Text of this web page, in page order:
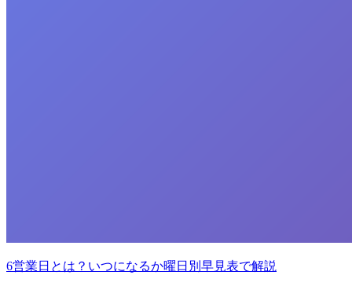
6営業日とは？いつになるか曜日別早見表で解説